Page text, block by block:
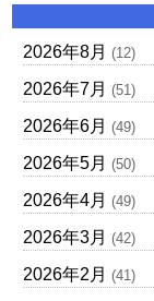
2026年8月 (12)
2026年7月 (51)
2026年6月 (49)
2026年5月 (50)
2026年4月 (49)
2026年3月 (42)
2026年2月 (41)